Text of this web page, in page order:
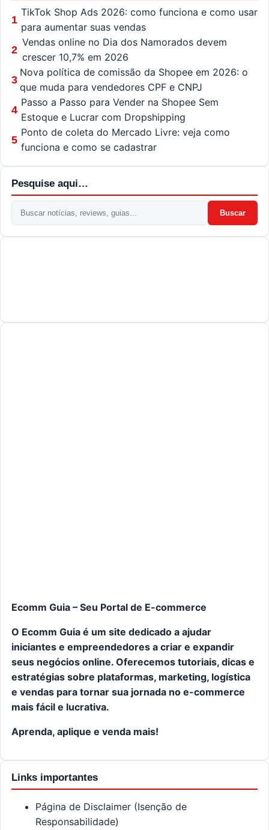
1
TikTok Shop Ads 2026: como funciona e como usar
para aumentar suas vendas
2
Vendas online no Dia dos Namorados devem
crescer 10,7% em 2026
3
Nova política de comissão da Shopee em 2026: o
que muda para vendedores CPF e CNPJ
4
Passo a Passo para Vender na Shopee Sem
Estoque e Lucrar com Dropshipping
5
Ponto de coleta do Mercado Livre: veja como
funciona e como se cadastrar
Pesquise aqui…
Buscar
Ecomm Guia – Seu Portal de E-commerce
O Ecomm Guia é um site dedicado a ajudar
iniciantes e empreendedores a criar e expandir
seus negócios online. Oferecemos tutoriais, dicas e
estratégias sobre plataformas, marketing, logística
e vendas para tornar sua jornada no e-commerce
mais fácil e lucrativa.
Aprenda, aplique e venda mais!
Links importantes
Página de Disclaimer (Isenção de
Responsabilidade)